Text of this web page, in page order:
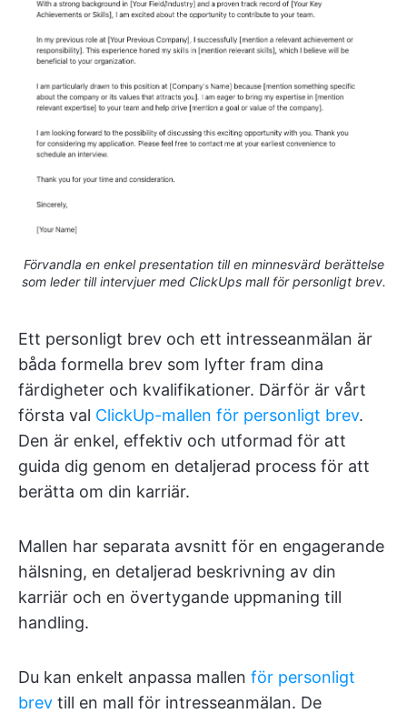
Förvandla en enkel presentation till en minnesvärd berättelse
som leder till intervjuer med ClickUps mall för personligt brev.
Ett personligt brev och ett intresseanmälan är
båda formella brev som lyfter fram dina
färdigheter och kvalifikationer. Därför är vårt
första val ClickUp-mallen för personligt brev.
Den är enkel, effektiv och utformad för att
guida dig genom en detaljerad process för att
berätta om din karriär.
Mallen har separata avsnitt för en engagerande
hälsning, en detaljerad beskrivning av din
karriär och en övertygande uppmaning till
handling.
Du kan enkelt anpassa mallen för personligt
brev till en mall för intresseanmälan. De